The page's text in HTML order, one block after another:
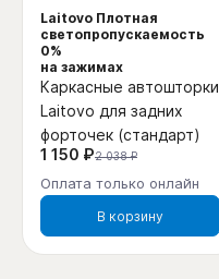
Laitovo Плотная
светопропускаемость
0%
на зажимах
Каркасные автошторки
Laitovo для задних
форточек (стандарт)
1 150 ₽2 038 ₽
Оплата только онлайн
В корзину